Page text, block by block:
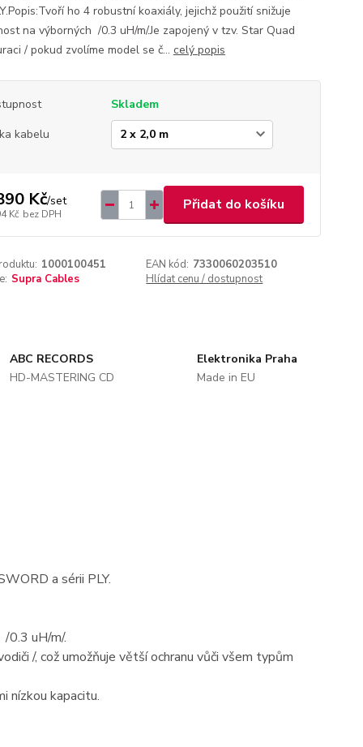
ho 4 robustní koaxiály, jejichž použití snižuje
na výborných /0.3 uH/m/.Je zapojený v tzv. Star Quad
/ pokud zvolíme model se č... celý popis
Skladem
kabelu
Kč/set
Kč bez DPH
Přidat do košíku
1000100451 EAN kód: 7330060203510
Supra Cables Hlídat cenu / dostupnost
ABC RECORDS
HD-MASTERING CD
Elektronika Praha
Made in EU
a sérii PLY.
/0.3 uH/m/.
/, což umožňuje větší ochranu vůči všem typům
nízkou kapacitu.